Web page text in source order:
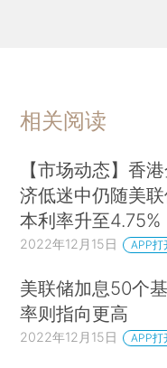
相关阅读
【市场动态】香
济低迷中仍随美
本利率升至4.75%
2022年12月15日 APP打
美联储加息50个
率则指向更高
2022年12月15日 APP打